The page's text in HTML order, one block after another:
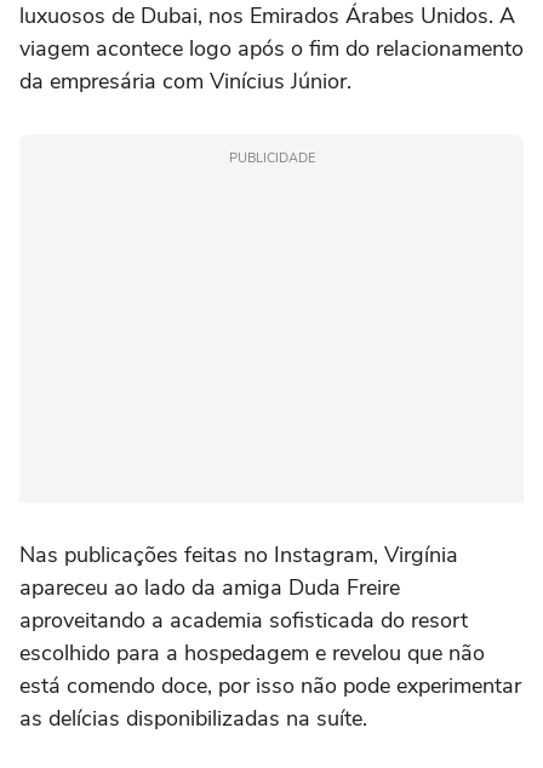
luxuosos de Dubai, nos Emirados Árabes Unidos. A
viagem acontece logo após o fim do relacionamento
da empresária com Vinícius Júnior.
PUBLICIDADE
Nas publicações feitas no Instagram, Virgínia
apareceu ao lado da amiga Duda Freire
aproveitando a academia sofisticada do resort
escolhido para a hospedagem e revelou que não
está comendo doce, por isso não pode experimentar
as delícias disponibilizadas na suíte.